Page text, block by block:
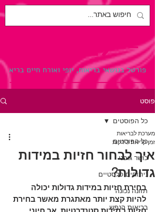
לבריאות.
פורטל בנושאי בריאות, יופי ואורח חיים בריא
פוסט
כל הפוסטים
כושר גופני
ניתוחים פלסטיים
תזונה נכונה
בריאות הנפש
כל הפוסטים
איך לבחור חזיות במידות
גדולות?
מערכת לבריאות
זמן קריאה 3 דקות
בחירת חזיות במידות גדולות יכולה
להיות קצת יותר מאתגרת מאשר בחירת